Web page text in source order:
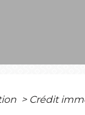
> Crédit